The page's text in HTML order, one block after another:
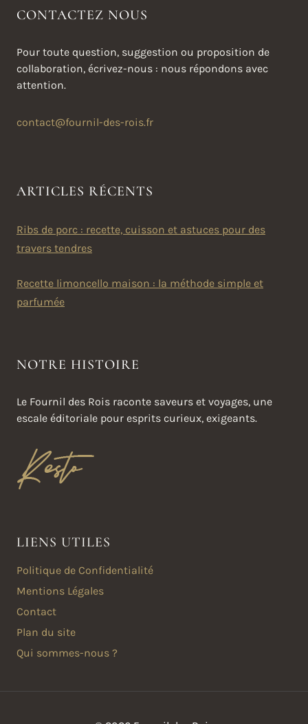
CONTACTEZ NOUS
Pour toute question, suggestion ou proposition de
collaboration, écrivez-nous : nous répondons avec
attention.
contact@fournil-des-rois.fr
ARTICLES RÉCENTS
Ribs de porc : recette, cuisson et astuces pour des
travers tendres
Recette limoncello maison : la méthode simple et
parfumée
NOTRE HISTOIRE
Le Fournil des Rois raconte saveurs et voyages, une
escale éditoriale pour esprits curieux, exigeants.
LIENS UTILES
Politique de Confidentialité
Mentions Légales
Contact
Plan du site
Qui sommes-nous ?